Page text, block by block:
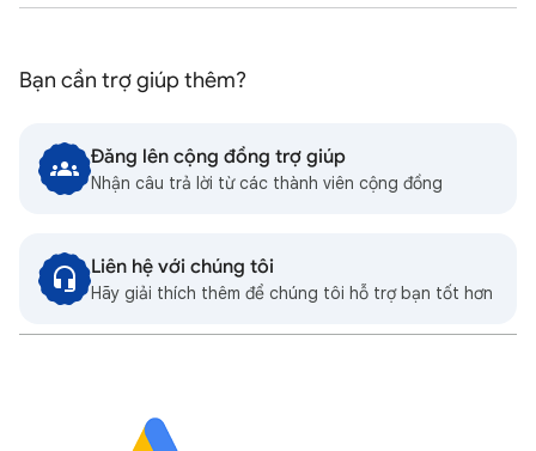
Bạn cần trợ giúp thêm?
Đăng lên cộng đồng trợ giúp
Nhận câu trả lời từ các thành viên cộng đồng
Liên hệ với chúng tôi
Hãy giải thích thêm để chúng tôi hỗ trợ bạn tốt hơn